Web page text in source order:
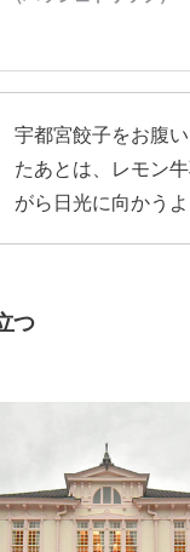
宇都宮餃子をお腹
たあとは、レモン
がら日光に向かうよ
つ